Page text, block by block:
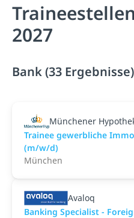
2027
Bank (33 Ergebnisse)
Münchener
Trainee gewerbliche
(m/w/d)
München
Avaloq
Banking Specialist -